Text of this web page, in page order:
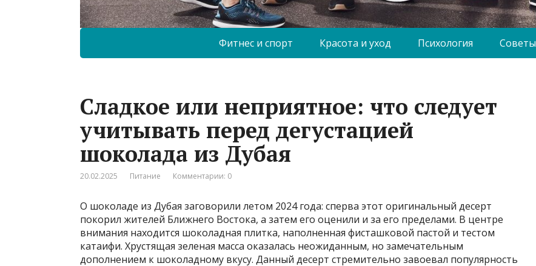
Фитнес и спорт Красота и уход Психология Советы
Сладкое или неприятное: что следует
учитывать перед дегустацией
шоколада из Дубая
20.02.2025 Питание Комментарии: 0
О шоколаде из Дубая заговорили летом 2024 года: сперва этот оригинальный десерт
покорил жителей Ближнего Востока, а затем его оценили и за его пределами. В центре
внимания находится шоколадная плитка, наполненная фисташковой пастой и тестом
катаифи. Хрустящая зеленая масса оказалась неожиданным, но замечательным
дополнением к шоколадному вкусу. Данный десерт стремительно завоевал популярность